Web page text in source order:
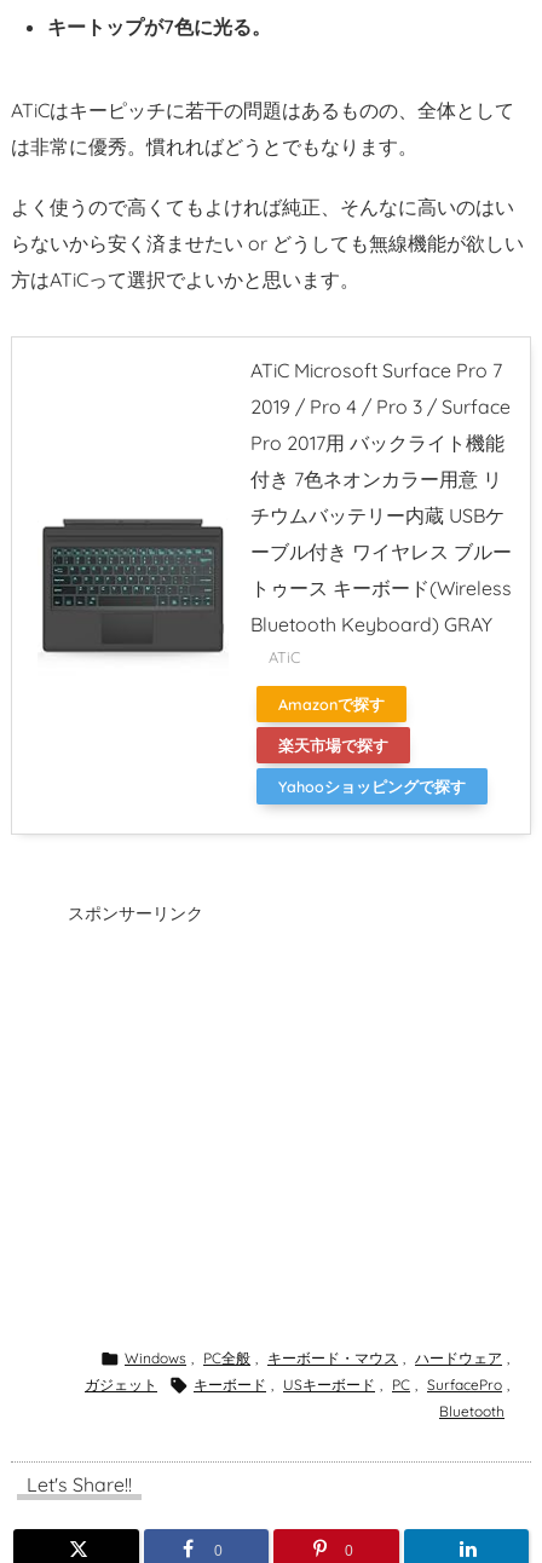
キートップが7色に光る。
ATiCはキーピッチに若干の問題はあるものの、全体として
は非常に優秀。慣れればどうとでもなります。
よく使うので高くてもよければ純正、そんなに高いのはい
らないから安く済ませたい or どうしても無線機能が欲しい
方はATiCって選択でよいかと思います。
ATiC Microsoft Surface Pro 7
2019 / Pro 4 / Pro 3 / Surface
Pro 2017用 バックライト機能
付き 7色ネオンカラー用意 リ
チウムバッテリー内蔵 USBケ
ーブル付き ワイヤレス ブルー
トゥース キーボード(Wireless
Bluetooth Keyboard) GRAY
ATiC
Amazonで探す
楽天市場で探す
Yahooショッピングで探す
スポンサーリンク
 Windows , PC全般 , キーボード・マウス , ハードウェア ,
ガジェット
 キーボード , USキーボード , PC , SurfacePro ,
Bluetooth
Let's Share!!
0 0